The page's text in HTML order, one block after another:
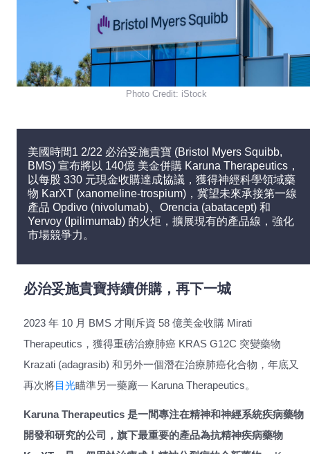
Photo Credit: iStock
美國時間1 2/22 必治妥施貴寶 (Bristol Myers Squibb,
BMS) 宣布將以 140億 美金併購 Karuna Therapeutics，
以每股 330 元現金收購達成協議，獲得神經科學領域藥
物 KarXT (xanomeline-trospium)，冀望未來承接第一線
產品 Opdivo (nivolumab)、Orencia (abatacept) 和
Yervoy (Ipilimumab) 的火炬，擴展現有的產品線，強化
市場競爭力。
必治妥施貴寶持續併購，再下一城
2023 年 10 月 BMS 才剛斥資 58 億美金收購 Mirati
Therapeutics，獲得重磅治療肺癌 KRAS G12C 突變藥物
Krazati (adagrasib) 和另外一個潛在治療肺癌化合物，年底又
再次將目光瞄準另一藥廠— Karuna Therapeutics。
Karuna Therapeutics 是一間專注在精神和神經系統疾病藥物
開發和研究的公司，旗下最重要的產品為抗精神疾病藥物